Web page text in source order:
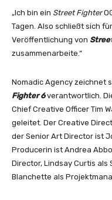
„Ich bin ein Street Fighter
Tagen. Also schließt sich
Veröffentlichung von
zusammenarbeite.“
Nomadic Agency zeichnet
Fighter 6verantwortlich.
Chief Creative Officer Tim
geleitet. Der Creative
der Senior Art Director ist
Producerin ist Andrea
Director, Lindsay Curtis als
Blanchette als